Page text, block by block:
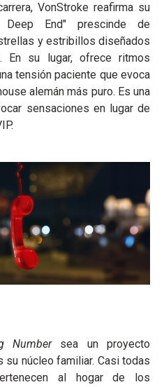
VonStroke reafirma su
End" prescinde de
y estribillos diseñados
su lugar, ofrece ritmos
tensión paciente que evoca
alemán más puro. Es una
sensaciones en lugar de
Numbersea un proyecto
núcleo familiar. Casi todas
al hogar de los